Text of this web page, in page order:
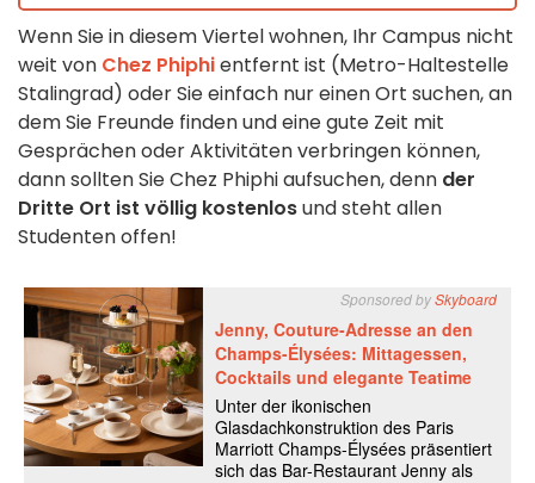
Wenn Sie in diesem Viertel wohnen, Ihr Campus nicht
weit von Chez Phiphientfernt ist (Metro-Haltestelle
Stalingrad) oder Sie einfach nur einen Ort suchen, an
dem Sie Freunde finden und eine gute Zeit mit
Gesprächen oder Aktivitäten verbringen können,
dann sollten Sie Chez Phiphi aufsuchen, denn der
Dritte Ort ist völlig kostenlosund steht allen
Studenten offen!